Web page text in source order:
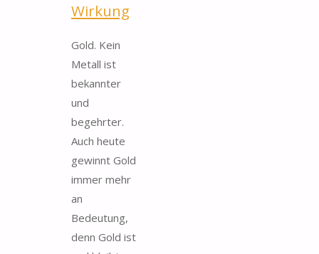
Wirkung
Gold. Kein
Metall ist
bekannter
und
begehrter.
Auch heute
gewinnt Gold
immer mehr
an
Bedeutung,
denn Gold ist